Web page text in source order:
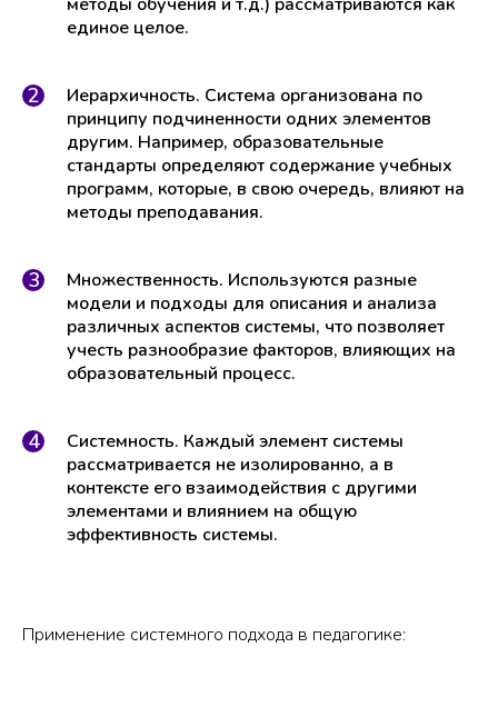
единое целое.
Иерархичность. Система организована по
принципу подчиненности одних элементов
другим. Например, образовательные
стандарты определяют содержание учебных
программ, которые, в свою очередь, влияют на
методы преподавания.
Множественность. Используются разные
модели и подходы для описания и анализа
различных аспектов системы, что позволяет
учесть разнообразие факторов, влияющих на
образовательный процесс.
Системность. Каждый элемент системы
рассматривается не изолированно, а в
контексте его взаимодействия с другими
элементами и влиянием на общую
эффективность системы.
Применение системного подхода в педагогике: